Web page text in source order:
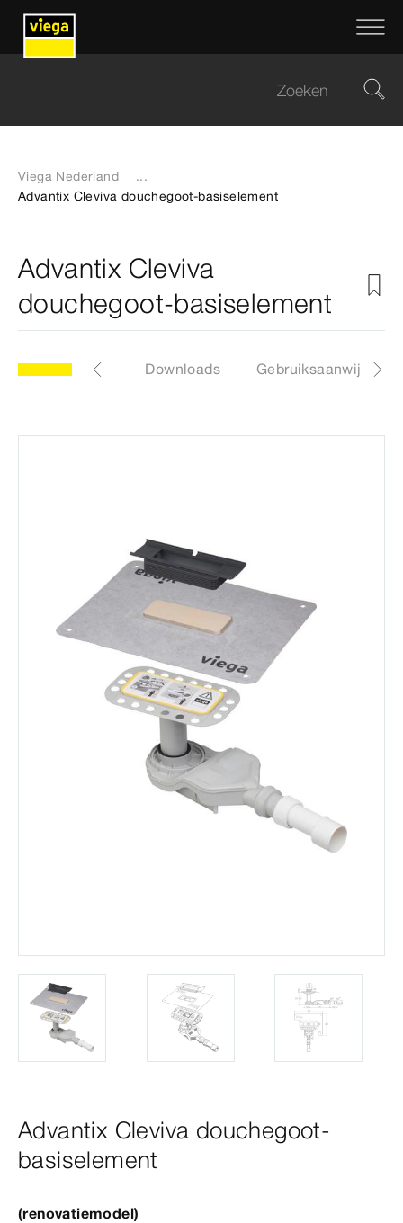
Viega Nederland
...
Advantix Cleviva douchegoot-basiselement
Advantix Cleviva
douchegoot-basiselement
Etiketten Downloads
Advantix Cleviva douchegoot-
basiselement
(renovatiemodel)